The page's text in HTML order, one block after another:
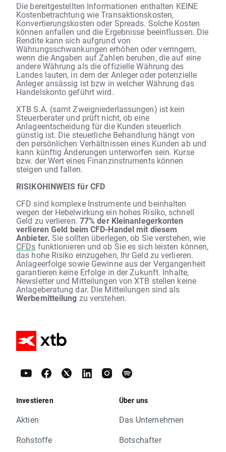
Die bereitgestellten Informationen enthalten KEINE
Kostenbetrachtung wie Transaktionskosten,
Konvertierungskosten oder Spreads. Solche Kosten
können anfallen und die Ergebnisse beeinflussen. Die
Rendite kann sich aufgrund von
Währungsschwankungen erhöhen oder verringern,
wenn die Angaben auf Zahlen beruhen, die auf eine
andere Währung als die offizielle Währung des
Landes lauten, in dem der Anleger oder potenzielle
Anleger ansässig ist bzw in welcher Währung das
Handelskonto geführt wird.
XTB S.A. (samt Zweigniederlassungen) ist kein
Steuerberater und prüft nicht, ob eine
Anlageentscheidung für die Kunden steuerlich
günstig ist. Die steuerliche Behandlung hängt von
den persönlichen Verhältnissen eines Kunden ab und
kann künftig Änderungen unterworfen sein. Kurse
bzw. der Wert eines Finanzinstruments können
steigen und fallen.
RISIKOHINWEIS für CFD
CFD sind komplexe Instrumente und beinhalten
wegen der Hebelwirkung ein hohes Risiko, schnell
Geld zu verlieren. 77% der Kleinanlegerkonten
verlieren Geld beim CFD-Handel mit diesem
Anbieter. Sie sollten überlegen, ob Sie verstehen, wie
CFDs funktionieren und ob Sie es sich leisten können,
das hohe Risiko einzugehen, Ihr Geld zu verlieren.
Anlageerfolge sowie Gewinne aus der Vergangenheit
garantieren keine Erfolge in der Zukunft. Inhalte,
Newsletter und Mitteilungen von XTB stellen keine
Anlageberatung dar. Die Mitteilungen sind als
Werbemitteilung zu verstehen.
Investieren
Aktien
Rohstoffe
Über uns
Das Unternehmen
Botschafter